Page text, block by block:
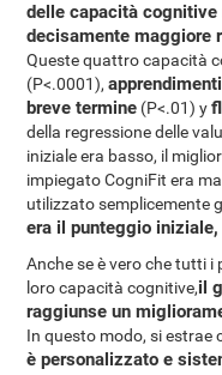
delle capacità
decisamente maggiore
Queste quattro capacità
(P<.0001),
breve termine (P<.01) y
della regressione delle
iniziale era basso, il
impiegato CogniFit era
utilizzato semplicemente
era il punteggio
Anche se è vero che tutti
loro capacità cognitive,il
raggiunse un
In questo modo, si estrae
è personalizzato e